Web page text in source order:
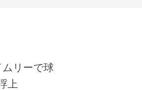
ムリーで球
上